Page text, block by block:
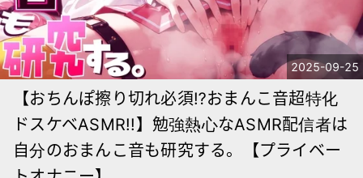
2025-09-25
【おちんぽ擦り切れ必須⁉おまんこ音超特化
ドスケベASMR!!】勉強熱心なASMR配信者は
自分のおまんこ音も研究する。【プライベー